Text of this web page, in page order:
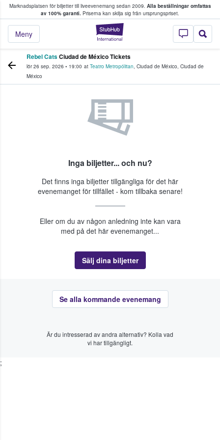
Marknadsplatsen för biljetter till liveevenemang sedan 2009. Alla beställningar omfattas
av 100% garanti. Priserna kan skilja sig från ursprungspriset.
StubHub – där
Meny
köper och säljer biljetter.
Rebel CatsCiudad de México Tickets
lör 26 sep. 2026 • 19:00 at Teatro Metropólitan, Ciudad de México, Ciudad de
México
Inga biljetter... och nu?
Det finns inga biljetter tillgängliga för det här
evenemanget för tillfället - kom tillbaka senare!
Eller om du av någon anledning inte kan vara
med på det här evenemanget...
Sälj dina biljetter
Se alla kommande evenemang
Är du intresserad av andra alternativ? Kolla vad
vi har tillgängligt.
;